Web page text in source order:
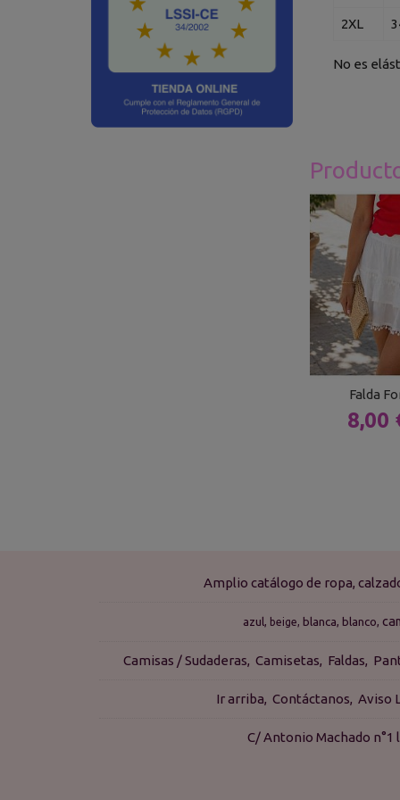
2XL
No es
Falda
8,00
Amplio catálogo de ropa,
azul beige blanca blanco
Camisas / Sudaderas Camisetas Faldas
Ir arriba Contáctanos Aviso
C/ Antonio Machado n°1